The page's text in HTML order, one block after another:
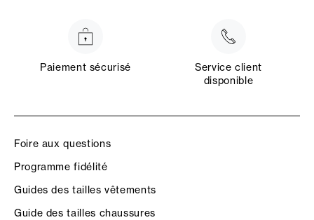
Paiement sécurisé
Service client
disponible
Foire aux questions
Programme fidélité
Guides des tailles vêtements
Guide des tailles chaussures